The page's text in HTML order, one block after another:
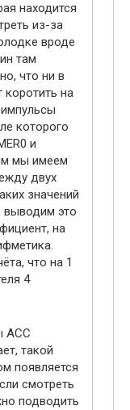
находится
из-за
вроде
там
что ни в
коротить на
которого
и
мы имеем
двух
значений
выводим это
на
что на 1
4
ACC
такой
появляется
смотреть
подводить